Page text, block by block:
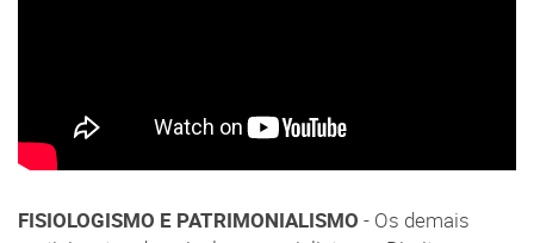
FISIOLOGISMO E PATRIMONIALISMO - Os demais